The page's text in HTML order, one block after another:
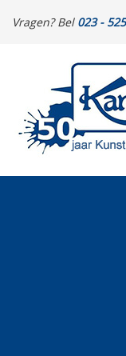
Vragen? Bel 023 -